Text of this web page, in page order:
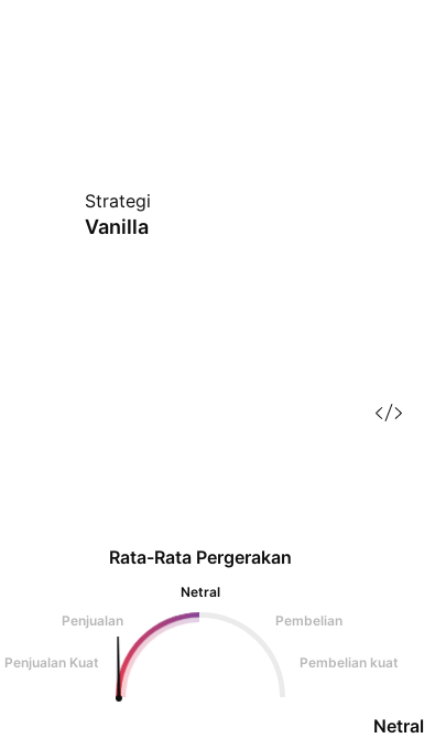
Strategi
Vanilla
Rata-Rata Pergerakan
Netral
Penjualan
Pembelian
Penjualan Kuat Pembelian kuat
Netral